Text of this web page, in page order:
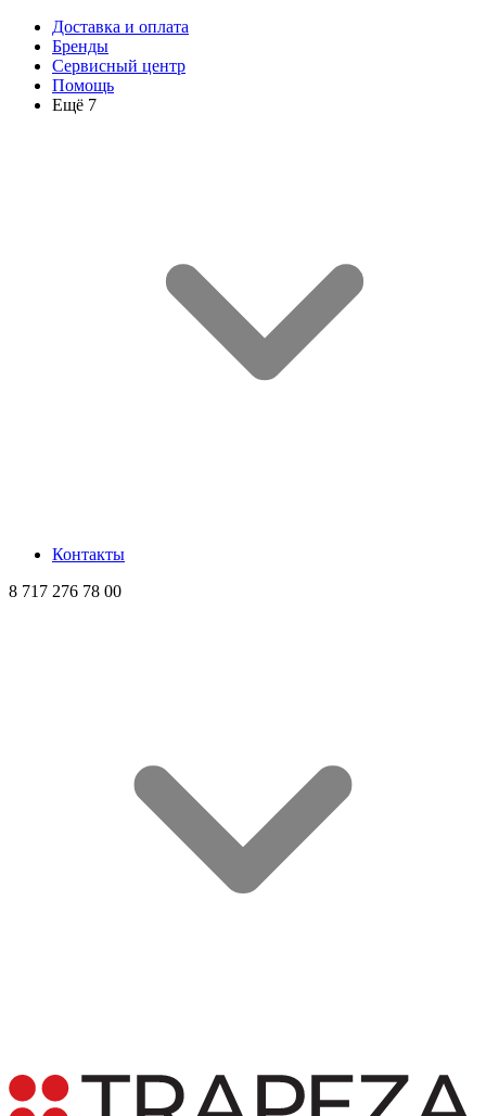
Доставка и оплата
Бренды
Сервисный центр
Помощь
Ещё 7
Контакты
8 717 276 78 00